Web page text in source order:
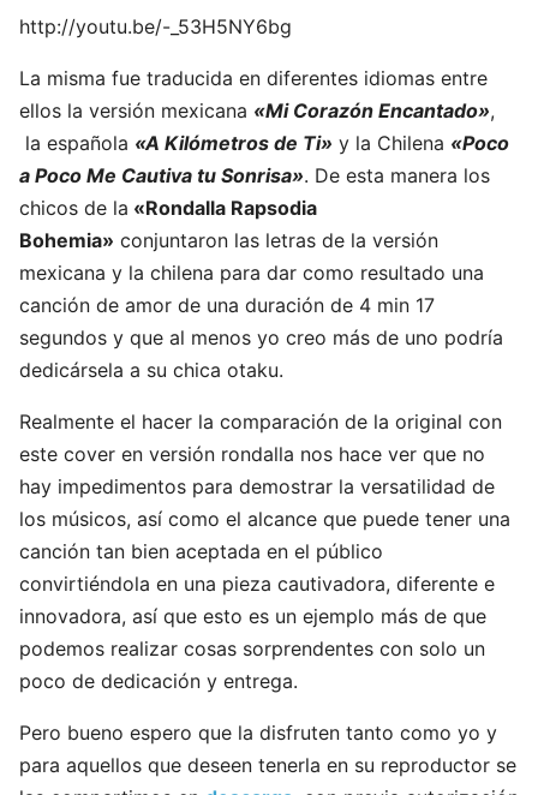
http://youtu.be/-_53H5NY6bg
La misma fue traducida en diferentes idiomas entre
ellos la versión mexicana «Mi Corazón Encantado»,
la española «A Kilómetros de Ti» y la Chilena «Poco
a Poco Me Cautiva tu Sonrisa». De esta manera los
chicos de la «Rondalla Rapsodia
Bohemia» conjuntaron las letras de la versión
mexicana y la chilena para dar como resultado una
canción de amor de una duración de 4 min 17
segundos y que al menos yo creo más de uno podría
dedicársela a su chica otaku.
Realmente el hacer la comparación de la original con
este cover en versión rondalla nos hace ver que no
hay impedimentos para demostrar la versatilidad de
los músicos, así como el alcance que puede tener una
canción tan bien aceptada en el público
convirtiéndola en una pieza cautivadora, diferente e
innovadora, así que esto es un ejemplo más de que
podemos realizar cosas sorprendentes con solo un
poco de dedicación y entrega.
Pero bueno espero que la disfruten tanto como yo y
para aquellos que deseen tenerla en su reproductor se